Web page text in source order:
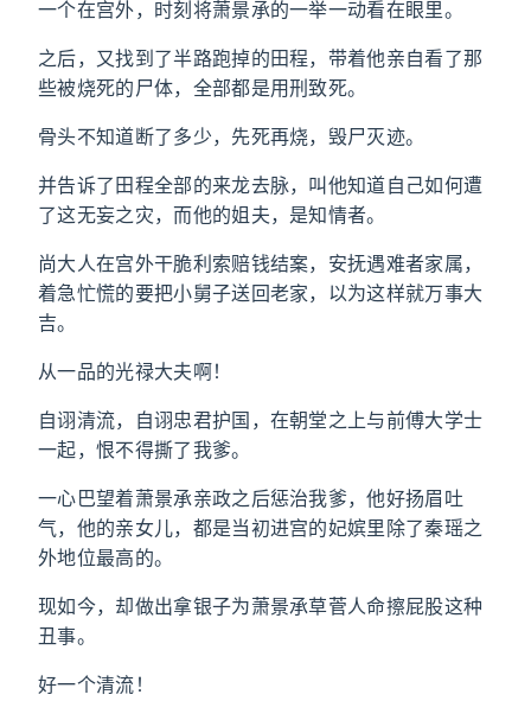
一个在宫外，时刻将萧景承的一举一动看在眼里。
之后，又找到了半路跑掉的田程，带着他亲自看了那
些被烧死的尸体，全部都是用刑致死。
骨头不知道断了多少，先死再烧，毁尸灭迹。
并告诉了田程全部的来龙去脉，叫他知道自己如何遭
了这无妄之灾，而他的姐夫，是知情者。
尚大人在宫外干脆利索赔钱结案，安抚遇难者家属，
着急忙慌的要把小舅子送回老家，以为这样就万事大
吉。
从一品的光禄大夫啊！
自诩清流，自诩忠君护国，在朝堂之上与前傅大学士
一起，恨不得撕了我爹。
一心巴望着萧景承亲政之后惩治我爹，他好扬眉吐
气，他的亲女儿，都是当初进宫的妃嫔里除了秦瑶之
外地位最高的。
现如今，却做出拿银子为萧景承草菅人命擦屁股这种
丑事。
好一个清流！